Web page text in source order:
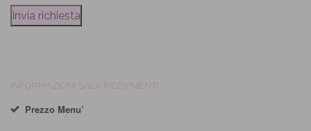
INFORMAZIONI SALA RICEVIMENTI
Prezzo Menu’